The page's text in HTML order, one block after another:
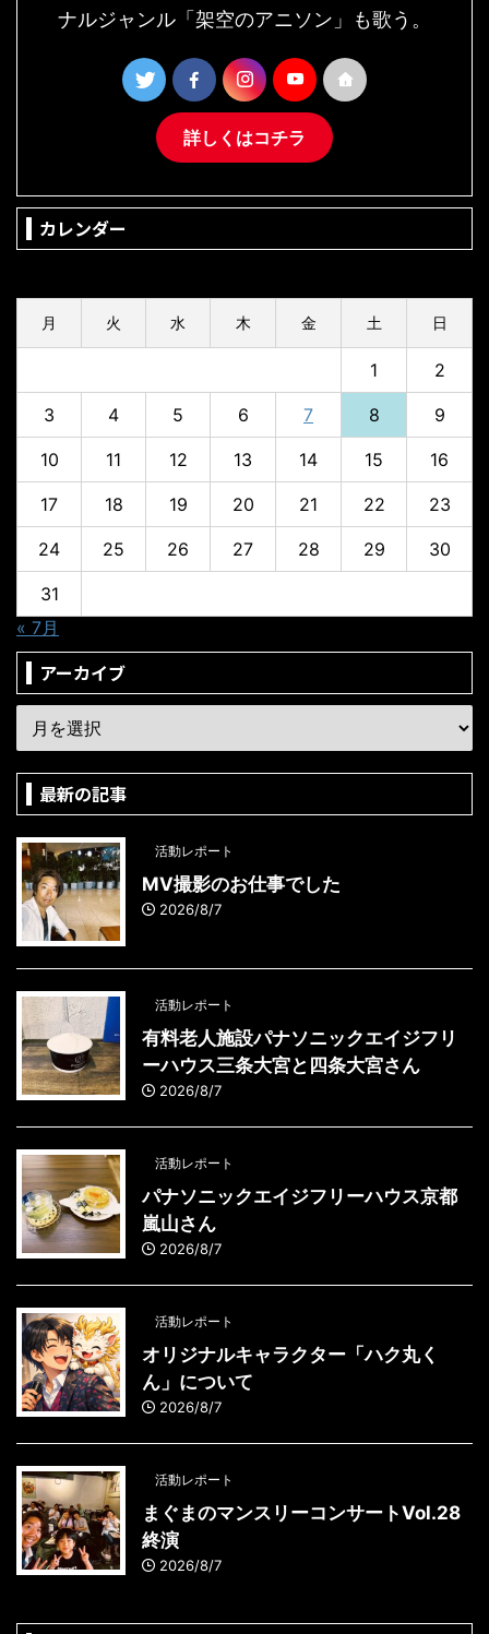
ナルジャンル「架空のアニソン」も歌う。
詳しくはコチラ
カレンダー
月 火 水 木 金 土 日
1 2
3 4 5 6 7 8 9
10 11 12 13 14 15 16
17 18 19 20 21 22 23
24 25 26 27 28 29 30
31
« 7月
アーカイブ
最新の記事
活動レポート
MV撮影のお仕事でした
2026/8/7
活動レポート
有料老人施設パナソニックエイジフリ
ーハウス三条大宮と四条大宮さん
2026/8/7
活動レポート
パナソニックエイジフリーハウス京都
嵐山さん
2026/8/7
活動レポート
オリジナルキャラクター「ハク丸く
ん」について
2026/8/7
活動レポート
まぐまのマンスリーコンサートVol.28
終演
2026/8/7